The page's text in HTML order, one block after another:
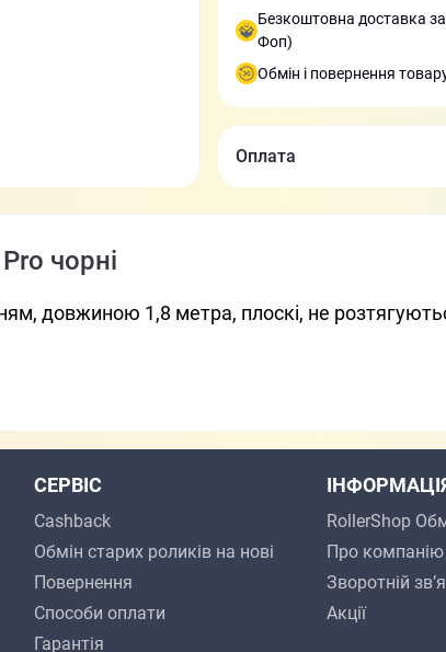
Безкоштовна доставка
Фоп)
Обмін і повернення
Оплата
чорні
довжиною 1,8 метра, плоскі, не
СЕРВІС
Cashback
Обмін старих роликів на нові
Повернення
Способи оплати
Гарантія
RollerShop
Про компанію
Зворотній
Акції